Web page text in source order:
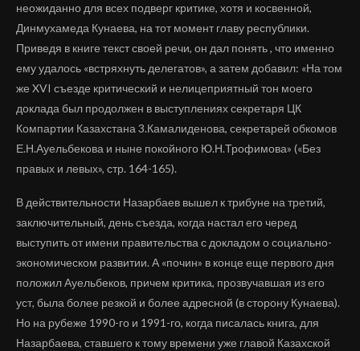
неожиданно для всех подверг критике, хотя и косвенной,
Динмухамеда Кунаева, на тот момент главу республики.
Приведя в книге текст своей речи, он дал понять , что именно
ему удалось «встряхнуть делегатов», а затем добавил: «На том
же XVI съезде критический и нелицеприятный тон моего
доклада был продолжен в выступлениях секретаря ЦК
Компартии Казахстана 3.Камалиденова, секретарей обкомов
Е.Н.Ауельбекова и ныне покойного Ю.Н.Трофимова» («Без
правых и левых», стр. 164-165).
В действительности Назарбаев вышел к трибуне на третий,
заключительный, день съезда, когда настал его черед
выступить от имени правительства с докладом о социально-
экономическом развитии. А «почин» в конце еще первого дня
положил Ауельбеков, причем критика, прозвучавшая из его
уст, была более резкой и более адресной (в сторону Кунаева).
Но на рубеже 1990-го и 1991-го, когда писалась книга, для
Назарбаева, ставшего к тому времени уже главой Казахской